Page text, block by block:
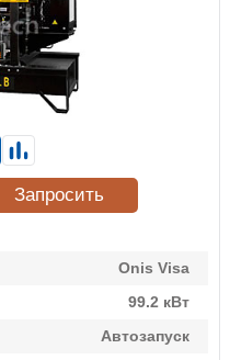
Onis Visa
99.2 кВт
Автозапуск
Запросить